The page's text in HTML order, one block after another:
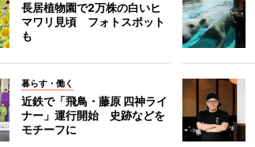
長居植物園で2万株の白いヒ
マワリ見頃 フォトスポット
も
暮らす・働く
近鉄で「飛鳥・藤原 四神ライ
ナー」運行開始 史跡などを
モチーフに